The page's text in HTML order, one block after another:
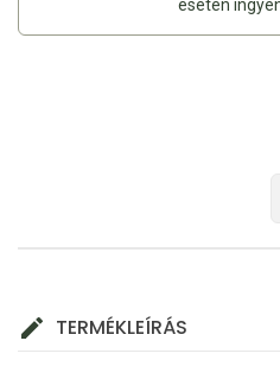
esetén
TERMÉKLEÍRÁS